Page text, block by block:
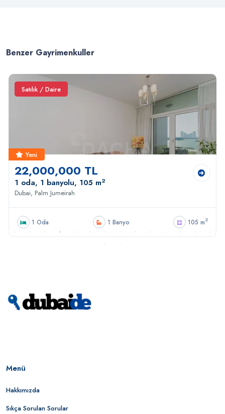
Benzer Gayrimenkuller
Satılık / Daire
Yeni
22,000,000 TL
1 oda, 1 banyolu, 105 m2
Dubai, Palm Jumeirah
1 Oda 1 Banyo 105 m2
Menü
Hakkımızda
Sıkça Sorulan Sorular